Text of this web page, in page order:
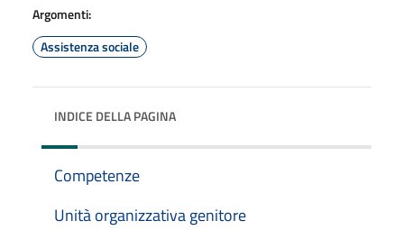
Argomenti:
Assistenza sociale
INDICE DELLA PAGINA
Competenze
Unità organizzativa genitore